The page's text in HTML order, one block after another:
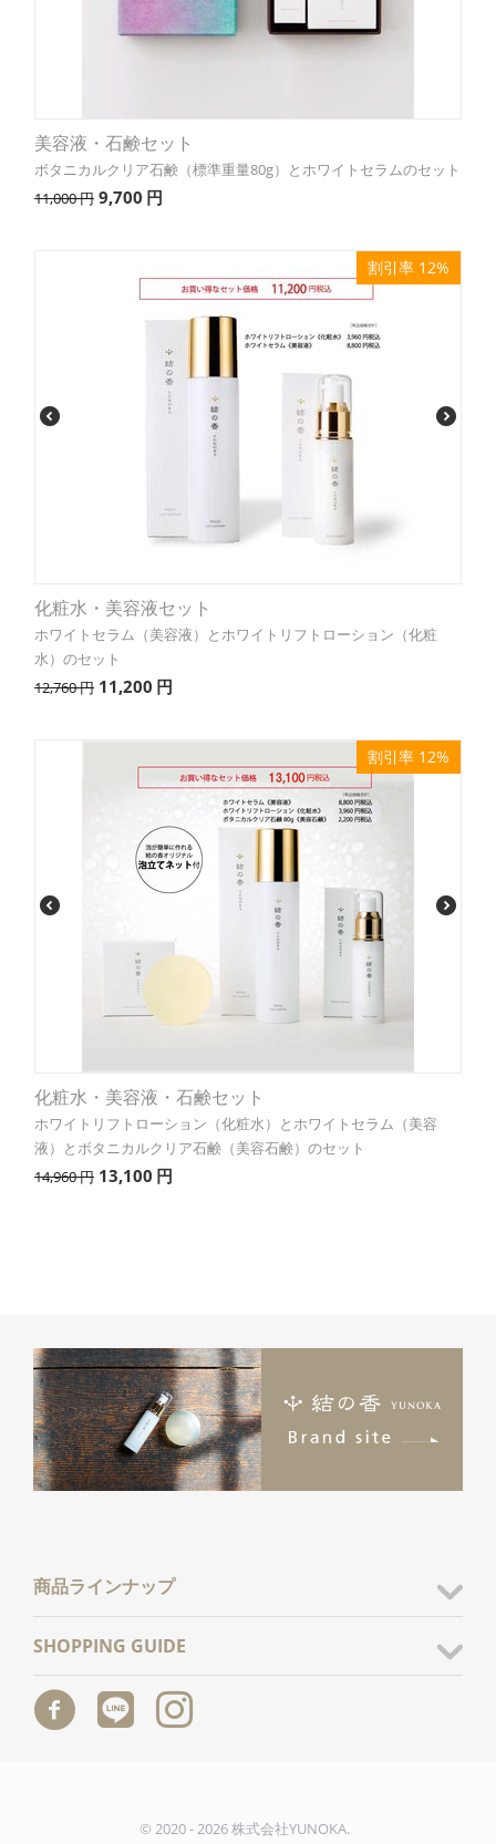
美容液・石鹸セット
ボタニカルクリア石鹸（標準重量80g）とホワイトセラムのセット
11,000円 9,700 円
割引率 12%
化粧水・美容液セット
ホワイトセラム（美容液）とホワイトリフトローション（化粧
水）のセット
12,760円 11,200 円
割引率 12%
化粧水・美容液・石鹸セット
ホワイトリフトローション（化粧水）とホワイトセラム（美容
液）とボタニカルクリア石鹸（美容石鹸）のセット
14,960円 13,100 円
商品ラインナップ
SHOPPING GUIDE
© 2020 - 2026 株式会社YUNOKA.